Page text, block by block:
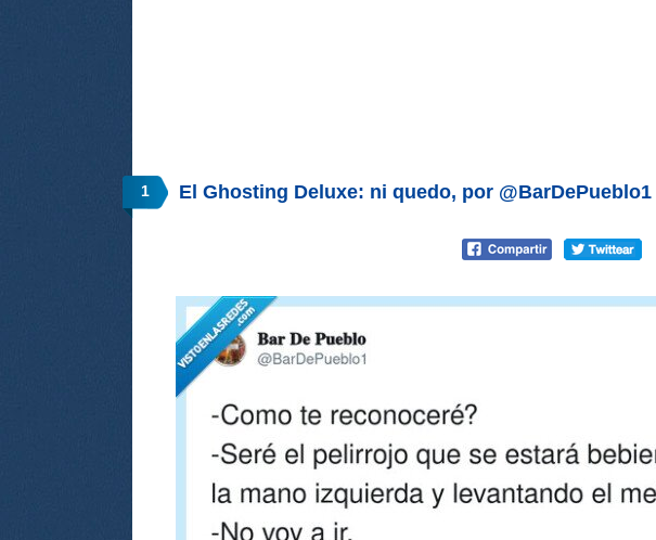
1 El Ghosting Deluxe: ni quedo, por @BarDePueblo1